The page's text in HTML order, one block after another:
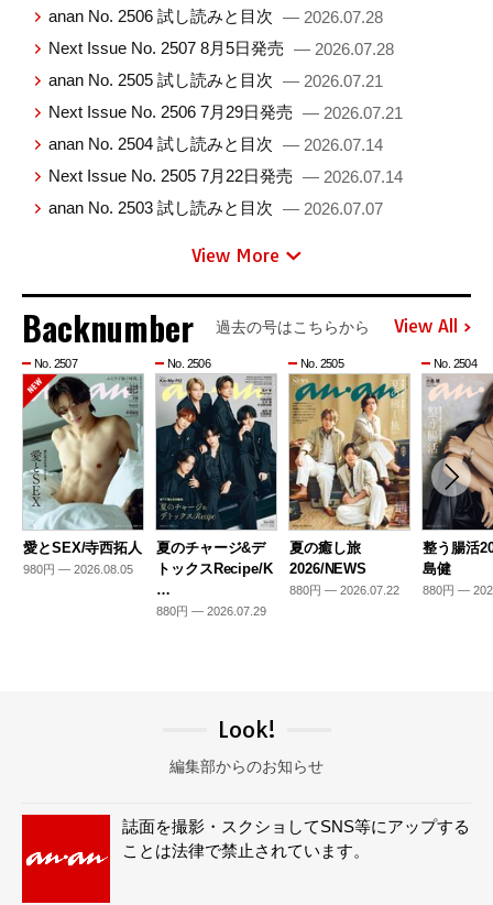
anan No. 2506 試し読みと目次 — 2026.07.28
Next Issue No. 2507 8月5日発売 — 2026.07.28
anan No. 2505 試し読みと目次 — 2026.07.21
Next Issue No. 2506 7月29日発売 — 2026.07.21
anan No. 2504 試し読みと目次 — 2026.07.14
Next Issue No. 2505 7月22日発売 — 2026.07.14
anan No. 2503 試し読みと目次 — 2026.07.07
View More
Backnumber 過去の号はこちらから View All
No. 2507
愛とSEX/寺西拓人
980円 — 2026.08.05
No. 2506
夏のチャージ&デ
トックスRecipe/K
…
880円 — 2026.07.29
No. 2505
夏の癒し旅
2026/NEWS
880円 — 2026.07.22
No. 2504
整う腸活
島健
880円 —
Look!
編集部からのお知らせ
誌面を撮影・スクショしてSNS等にアップする
ことは法律で禁止されています。